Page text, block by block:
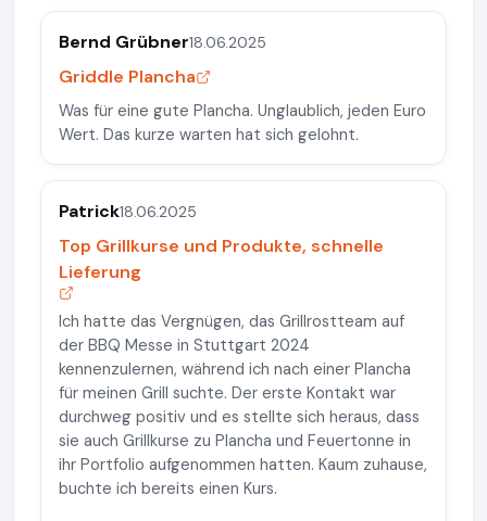
Bernd Grübner18.06.2025
Griddle Plancha
Was für eine gute Plancha. Unglaublich, jeden Euro
Wert. Das kurze warten hat sich gelohnt.
Patrick18.06.2025
Top Grillkurse und Produkte, schnelle
Lieferung
Ich hatte das Vergnügen, das Grillrostteam auf
der BBQ Messe in Stuttgart 2024
kennenzulernen, während ich nach einer Plancha
für meinen Grill suchte. Der erste Kontakt war
durchweg positiv und es stellte sich heraus, dass
sie auch Grillkurse zu Plancha und Feuertonne in
ihr Portfolio aufgenommen hatten. Kaum zuhause,
buchte ich bereits einen Kurs.